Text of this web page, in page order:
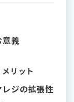
義
リット
ジの拡張性